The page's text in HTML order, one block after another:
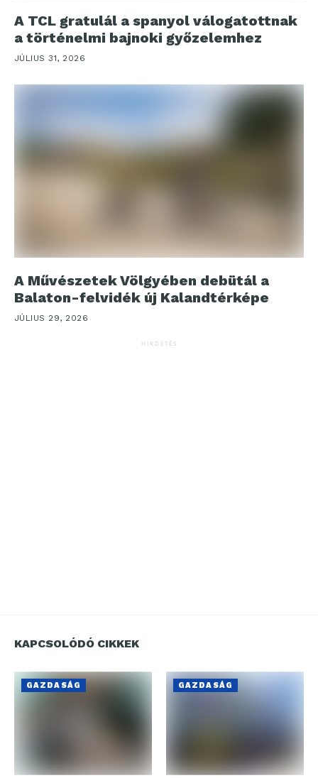
A TCL gratulál a spanyol válogatottnak
a történelmi bajnoki győzelemhez
JÚLIUS 31, 2026
A Művészetek Völgyében debütál a
Balaton-felvidék új Kalandtérképe
JÚLIUS 29, 2026
HIRDETÉS
KAPCSOLÓDÓ CIKKEK
GAZDASÁG GAZDASÁG